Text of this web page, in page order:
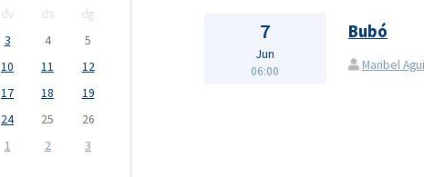
dv ds
dg
3 4
5
10 11
12
17 18
19
24 25
26
1 2 3
7
Jun
06:00
Bubó
Maribel